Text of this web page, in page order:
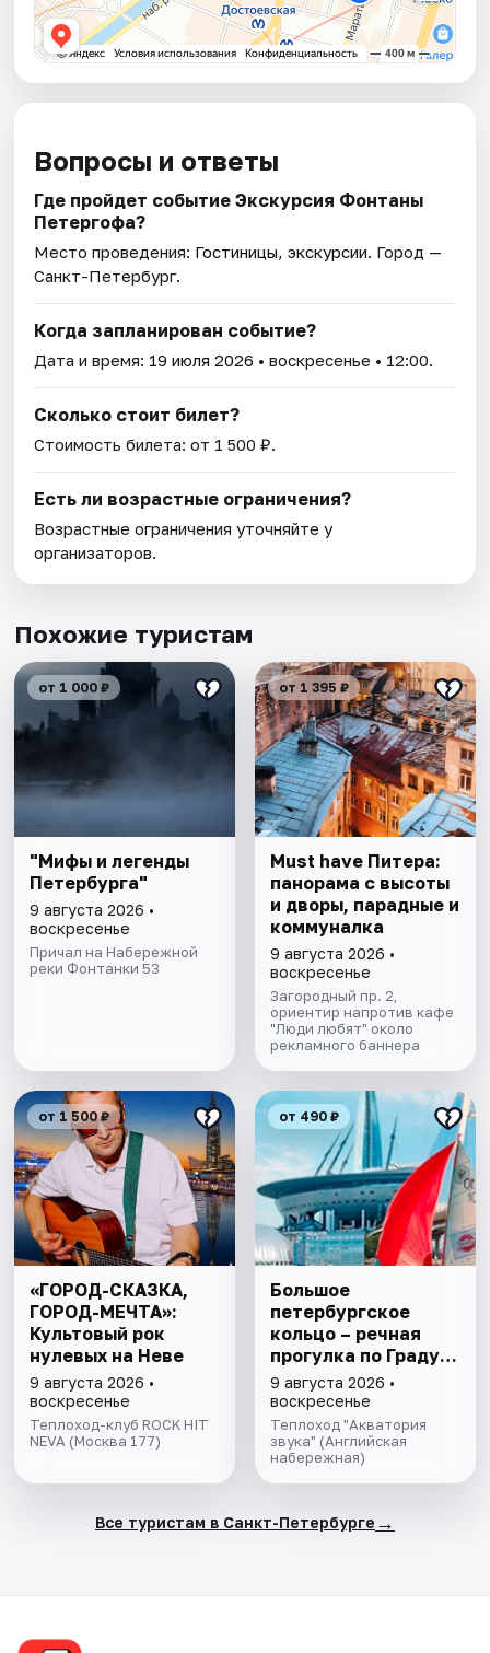
Вопросы и ответы
Где пройдет событие Экскурсия Фонтаны
Петергофа?
Место проведения: Гостиницы, экскурсии. Город —
Санкт-Петербург.
Когда запланирован событие?
Дата и время: 19 июля 2026 • воскресенье • 12:00.
Сколько стоит билет?
Стоимость билета: от 1 500 ₽.
Есть ли возрастные ограничения?
Возрастные ограничения уточняйте у
организаторов.
Похожие туристам
от 1 000 ₽
"Мифы и легенды
Петербурга"
9 августа 2026 •
воскресенье
Причал на Набережной
реки Фонтанки 53
от 1 395 ₽
Must have Питера:
панорама с высоты
и дворы, парадные и
коммуналка
9 августа 2026 •
воскресенье
Загородный пр. 2,
ориентир напротив кафе
"Люди любят" около
рекламного баннера
от 1 500 ₽
«ГОРОД-СКАЗКА,
ГОРОД-МЕЧТА»:
Культовый рок
нулевых на Неве
9 августа 2026 •
воскресенье
Теплоход-клуб ROCK HIT
NEVA (Москва 177)
от 490 ₽
Большое
петербургское
кольцо – речная
прогулка пo Граду
на Неве с
авторской
экскурсией и живой
музыкой в тёплом
салоне теплохода
9 августа 2026 •
воскресенье
Теплоход "Акватория
звука" (Английская
набережная)
Все туристам в Санкт-Петербурге →